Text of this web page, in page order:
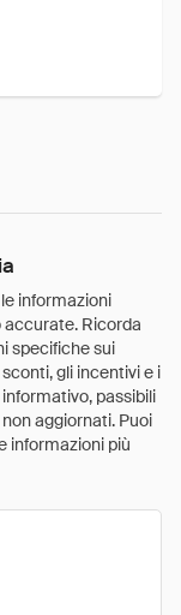
informazioni
accurate. Ricorda
specifiche sui
gli incentivi e i
passibili
aggiornati. Puoi
informazioni più